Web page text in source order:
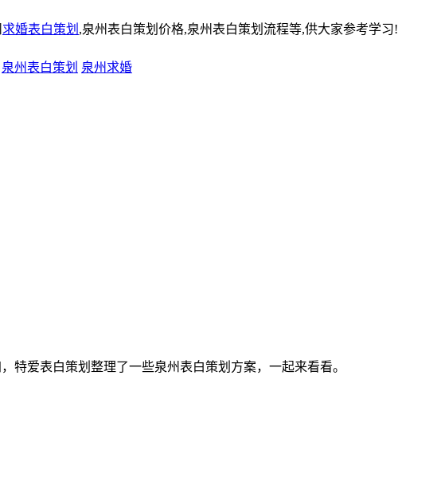
求婚表白策划 ,泉州表白策划价格,泉州表白策划流程等,供大家参考学习!
泉州表白策划 泉州求婚
爱表白策划整理了一些泉州表白策划方案，一起来看看。